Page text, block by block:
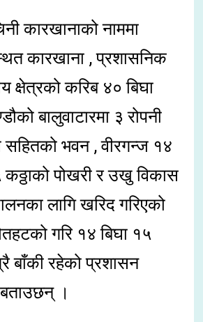
कारखानाको नाममा
कारखाना , प्रशासनिक
क्षेत्रको करिब ४० बिघा
बालुवाटारमा ३ रोपनी
भवन , वीरगन्ज १४
पोखरी र उखु विकास
लागि खरिद गरिएको
गरि १४ बिघा १५
बाँकी रहेको प्रशासन
।